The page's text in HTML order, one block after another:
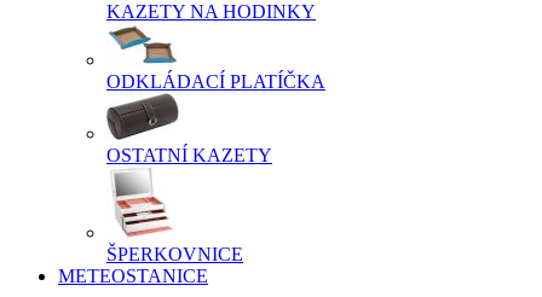
KAZETY NA HODINKY
ODKLÁDACÍ PLATÍČKA
OSTATNÍ KAZETY
ŠPERKOVNICE
METEOSTANICE